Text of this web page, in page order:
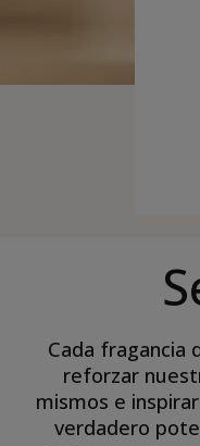
Cada fragancia
reforzar
mismos e
verdadero